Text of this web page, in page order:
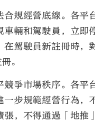
合規經營底線。各平
車輛和駕駛員，立即
在駕駛員新註冊時，
。
競爭市場秩序。各平
一步規範經營行為，
張，不得通過「地推